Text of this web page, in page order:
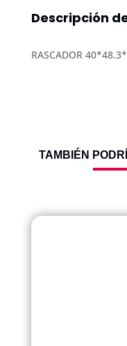
Descripción
RASCADOR
TAMBIÉN